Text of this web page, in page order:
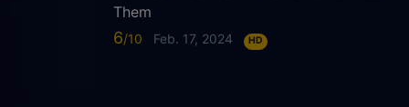
Them
6 Feb. 17, 2024 HD